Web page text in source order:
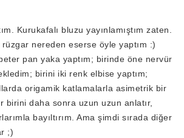
Kurukafalı bluzu yayınlamıştım zaten.
nereden eserse öyle yaptım :)
pan yaka yaptım; birinde öne nervür
birini iki renk elbise yaptım;
origamik katlamalarla asimetrik bir
birini daha sonra uzun uzun anlatır,
bayıltırım. Ama şimdi sırada diğer
;)